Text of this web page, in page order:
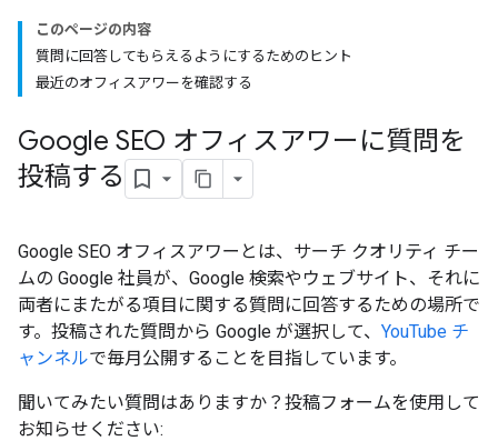
このページの内容
質問に回答してもらえるようにするためのヒント
最近のオフィスアワーを確認する
Google SEO オフィスアワーに質問を
投稿する
Google SEO オフィスアワーとは、サーチ クオリティ チー
ムの Google 社員が、Google 検索やウェブサイト、それに
両者にまたがる項目に関する質問に回答するための場所で
す。投稿された質問から Google が選択して、 YouTube チ
ャンネルで毎月公開することを目指しています。
聞いてみたい質問はありますか？投稿フォームを使用して
お知らせください: